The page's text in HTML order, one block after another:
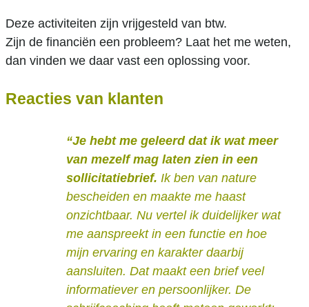
Deze activiteiten zijn vrijgesteld van btw.
Zijn de financiën een probleem? Laat het me weten,
dan vinden we daar vast een oplossing voor.
Reacties van klanten
“Je hebt me geleerd dat ik wat meer
van mezelf mag laten zien in een
sollicitatiebrief. Ik ben van nature
bescheiden en maakte me haast
onzichtbaar. Nu vertel ik duidelijker wat
me aanspreekt in een functie en hoe
mijn ervaring en karakter daarbij
aansluiten. Dat maakt een brief veel
informatiever en persoonlijker. De